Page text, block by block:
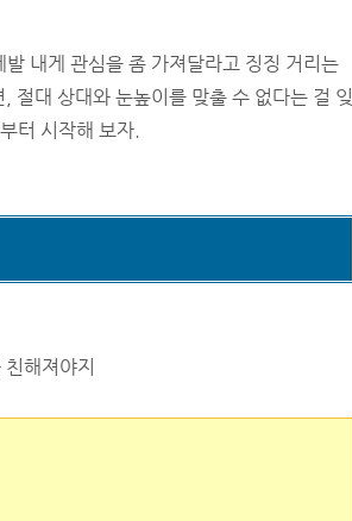
발 내게 관심을 좀 가져달라고 징징 거리는
절대 상대와 눈높이를 맞출 수 없다는 걸 잊
터 시작해 보자.
해져야지